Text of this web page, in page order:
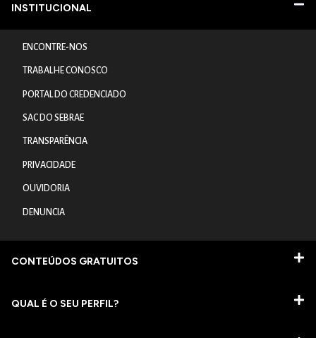
INSTITUCIONAL
ENCONTRE-NOS
TRABALHE CONOSCO
PORTAL DO CREDENCIADO
SAC DO SEBRAE
TRANSPARÊNCIA
PRIVACIDADE
OUVIDORIA
DENUNCIA
CONTEÚDOS GRATUITOS
QUAL É O SEU PERFIL?